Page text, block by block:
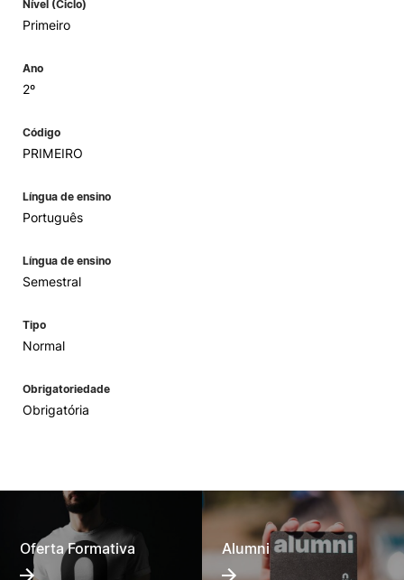
Nível (Ciclo)
Primeiro
Ano
2º
Código
PRIMEIRO
Língua de ensino
Português
Língua de ensino
Semestral
Tipo
Normal
Obrigatoriedade
Obrigatória
Oferta Formativa Alumni